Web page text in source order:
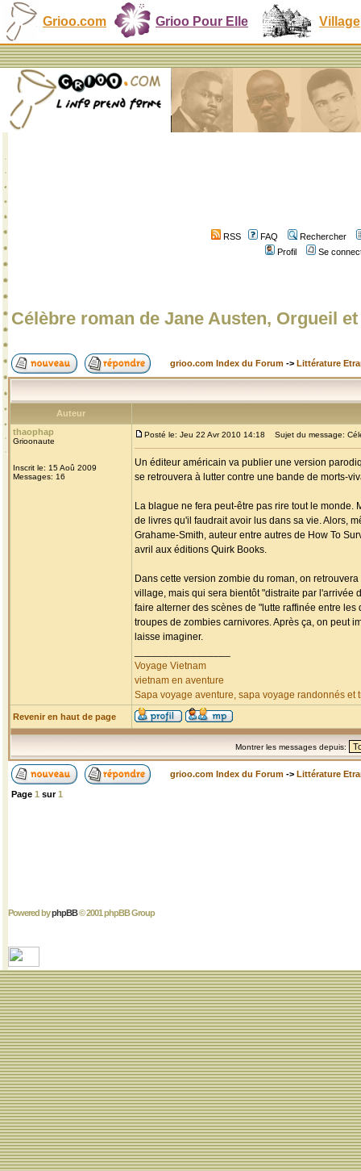
Grioo.com Grioo Pour Elle Village
RSS FAQ
Rechercher
Profil
Se
Célèbre roman de Jane Austen, Orgueil
grioo.com Index du Forum -> Littérature
Auteur
thaophap
Grioonaute
Inscrit le: 15 Aoû 2009
Messages: 16
Posté le: Jeu 22 Avr 2010 14:18 Sujet du message:
Un éditeur américain va publier une version
se retrouvera à lutter contre une bande de morts-
La blague ne fera peut-être pas rire tout le
de livres qu'il faudrait avoir lus dans sa vie. Alors,
Grahame-Smith, auteur entre autres de How To
avril aux éditions Quirk Books.
Dans cette version zombie du roman, on
village, mais qui sera bientôt "distraite par l'arrivée
faire alterner des scènes de "lutte raffinée entre
troupes de zombies carnivores. Après ça, on peut
laisse imaginer.
Voyage Vietnam
vietnam en aventure
Sapa voyage aventure, sapa voyage randonnés et
Revenir en haut de page
Montrer les messages depuis:
grioo.com Index du Forum -> Littérature
Page 1 sur1
Powered byphpBB© 2001 phpBB Group